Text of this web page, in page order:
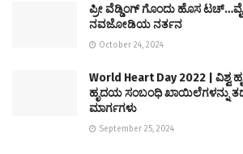
ಪ್ರೀ ವೆಡ್ಡಿಂಗ್ ಗೊಂದು ಹೊಸ
ನವಜೋಡಿಯ ನರ್ತನ
October 24, 2024
World Heart Day 2022 | ವಿಶ್ವ
ಹೃದಯ ಸಂಬಂಧಿ ಖಾಯಿಲೆಗಳನ್ನು
ಮಾರ್ಗಗಳು
September 25, 2024